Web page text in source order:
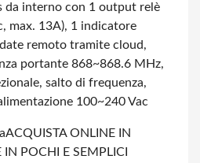
da interno con 1 output relè
max. 13A), 1 indicatore
remoto tramite cloud,
portante 868~868.6 MHz,
salto di frequenza,
100~240 Vac
ACQUISTA ONLINE IN
POCHI E SEMPLICI